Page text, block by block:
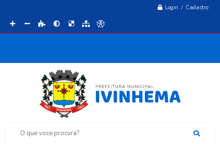
Login / Cadastro
O que voce procura?